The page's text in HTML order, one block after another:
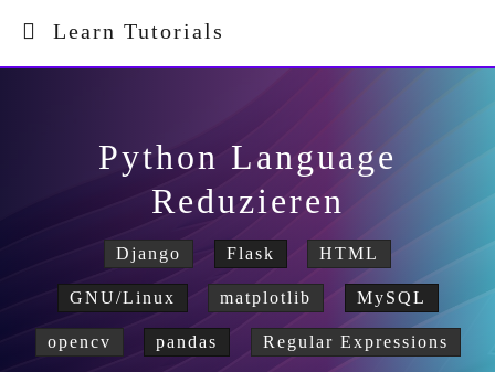
Learn Tutorials
Python Language
Reduzieren
Django Flask HTML
GNU/Linux matplotlib MySQL
opencv pandas Regular Expressions